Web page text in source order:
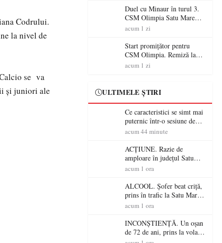
Codrului.
la nivel de
se va
și juniori ale
Duel cu Minaur în turul 3.
CSM Olimpia Satu Mare
începe aventura în Cupa
acum 1 zi
Start promițător pentru
CSM Olimpia. Remiză la
Dumbrăvița în debutul
acum 1 zi
ULTIMELE ȘTIRI
Ce caracteristici se simt mai
puternic într-o sesiune de
distracție la sloturi online:
RTP?
acum 44 minute
ACȚIUNE. Razie de
amploare în județul Satu
Mare! Polițiștii au dat sute
șoferi fără permis într-o
singură zi
acum 1 ora
ALCOOL. Șofer beat criță,
prins în trafic la Satu Mare!
Alcoolemie uriașă
acum 1 ora
INCONȘTIENȚĂ. Un oșan
de 72 de ani, prins la volan
fără permis! Polițiștii l-au